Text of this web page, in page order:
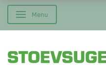
Skifte navigation
Menu